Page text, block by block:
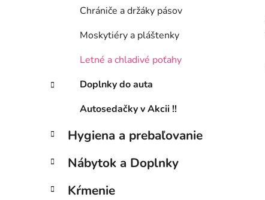
Chrániče a držáky pásov
Moskytiéry a pláštenky
Letné a chladivé poťahy
Doplnky do auta
Autosedačky v Akcii !!
Hygiena a prebaľovanie
Nábytok a Doplnky
Kŕmenie